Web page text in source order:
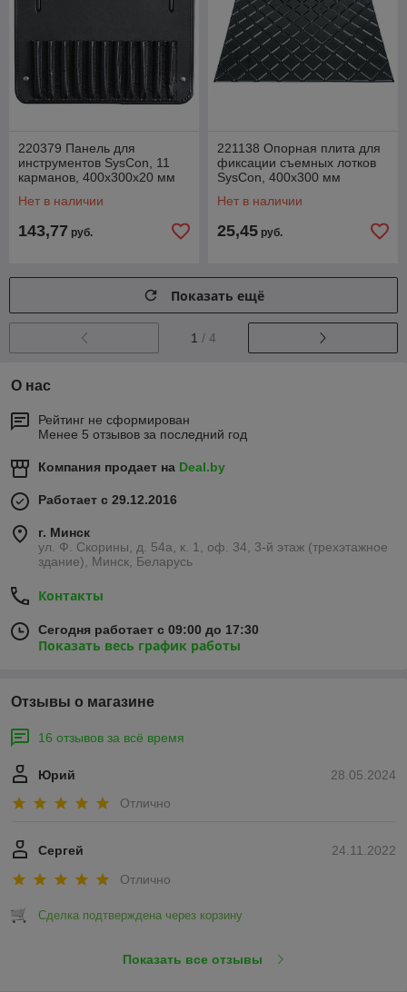
220379 Панель для
инструментов SysCon, 11
карманов, 400x300x20 мм
Нет в наличии
143,77 руб.
221138 Опорная плита для
фиксации съемных лотков
SysCon, 400x300 мм
Нет в наличии
25,45 руб.
Показать ещё
1 / 4
О нас
Рейтинг не сформирован
Менее 5 отзывов за последний год
Компания продает на Deal.by
Работает с 29.12.2016
г. Минск
ул. Ф. Скорины, д. 54а, к. 1, оф. 34, 3-й этаж (трехэтажное
здание), Минск, Беларусь
Контакты
Сегодня работает с 09:00 до 17:30
Показать весь график работы
Отзывы о магазине
16 отзывов за всё время
28.05.2024
Юрий
Отлично
24.11.2022
Сергей
Отлично
Сделка подтверждена через корзину
Показать все отзывы